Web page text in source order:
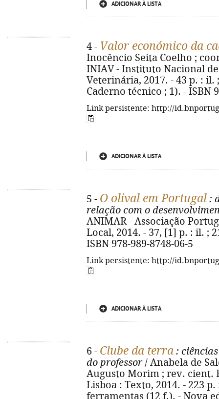
ADICIONAR À LISTA
4 - Valor económico da
Inocêncio Seita Coelho ;
INIAV - Instituto Nacional
Veterinária, 2017. - 43 p. : il.
Caderno técnico ; 1). - ISBN
Link persistente: http://
ADICIONAR À LISTA
5 - O olival em Portugal :
relação com o
ANIMAR - Associação
Local, 2014. - 37, [1] p. : il. ;
ISBN 978-989-8748-06-5
Link persistente: http://
ADICIONAR À LISTA
6 - Clube da terra :
do professor/ Anabela de
Augusto Morim ; rev. cient.
Lisboa : Texto, 2014. - 223
ferramentas (12 f.). - Nova